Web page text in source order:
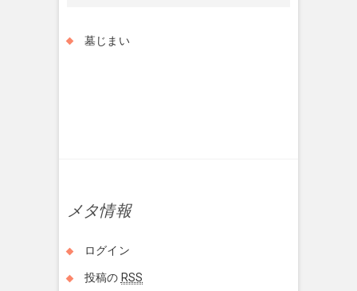
墓じまい
メタ情報
ログイン
投稿の RSS